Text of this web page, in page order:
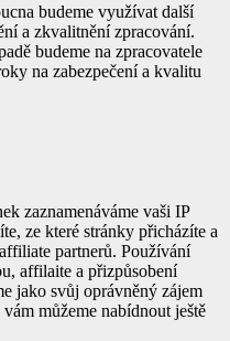
budeme využívat další
a zkvalitnění zpracování.
budeme na zpracovatele
na zabezpečení a kvalitu
zaznamenáváme vaši IP
ze které stránky přicházíte a
partnerů. Používání
affilaite a přizpůsobení
jako svůj oprávněný zájem
můžeme nabídnout ještě